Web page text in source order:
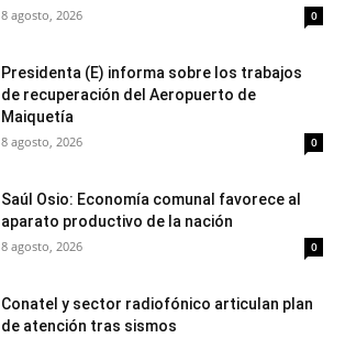
8 agosto, 2026 0
Presidenta (E) informa sobre los trabajos
de recuperación del Aeropuerto de
Maiquetía
8 agosto, 2026 0
Saúl Osio: Economía comunal favorece al
aparato productivo de la nación
8 agosto, 2026 0
Conatel y sector radiofónico articulan plan
de atención tras sismos